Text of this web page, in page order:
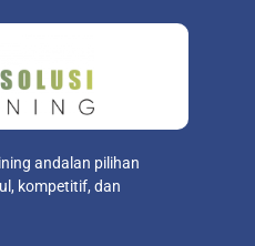
andalan pilihan
kompetitif, dan